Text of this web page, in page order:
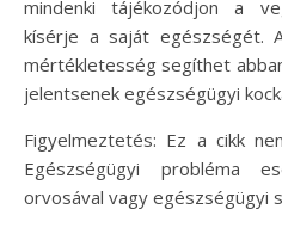
mindenki tájékozódjon a
kísérje a saját egészségét.
mértékletesség segíthet
jelentsenek egészségügyi
Figyelmeztetés: Ez a cikk
Egészségügyi probléma
orvosával vagy egészségügyi